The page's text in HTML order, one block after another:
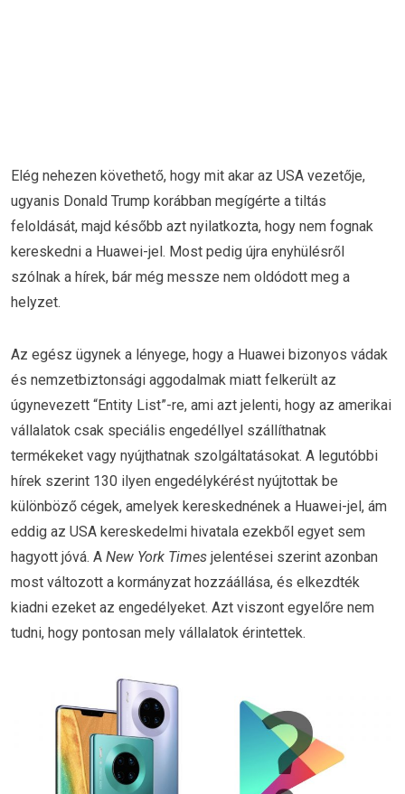
Elég nehezen követhető, hogy mit akar az USA vezetője,
ugyanis Donald Trump korábban megígérte a tiltás
feloldását, majd később azt nyilatkozta, hogy nem fognak
kereskedni a Huawei-jel. Most pedig újra enyhülésről
szólnak a hírek, bár még messze nem oldódott meg a
helyzet.
Az egész ügynek a lényege, hogy a Huawei bizonyos vádak
és nemzetbiztonsági aggodalmak miatt felkerült az
úgynevezett “Entity List”-re, ami azt jelenti, hogy az amerikai
vállalatok csak speciális engedéllyel szállíthatnak
termékeket vagy nyújthatnak szolgáltatásokat. A legutóbbi
hírek szerint 130 ilyen engedélykérést nyújtottak be
különböző cégek, amelyek kereskednének a Huawei-jel, ám
eddig az USA kereskedelmi hivatala ezekből egyet sem
hagyott jóvá. A New York Times jelentései szerint azonban
most változott a kormányzat hozzáállása, és elkezdték
kiadni ezeket az engedélyeket. Azt viszont egyelőre nem
tudni, hogy pontosan mely vállalatok érintettek.